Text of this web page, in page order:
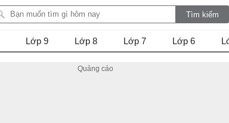
Lớp 9 Lớp 8 Lớp 7 Lớp 6